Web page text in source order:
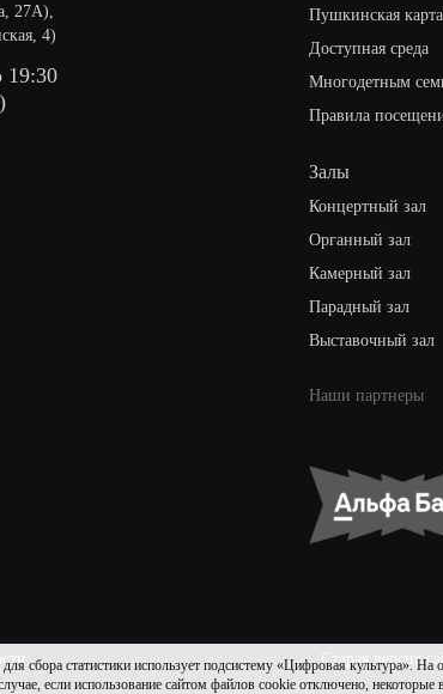
27А),
4)
19:30
Пушкинская карта
Доступная среда
Многодетным
Правила
Залы
Концертный зал
Органный зал
Камерный зал
Парадный зал
Выставочный зал
Наши партнеры
Старая версия
статистики использует подсистему «Цифровая культура». На
если использование сайтом файлов cookie отключено,